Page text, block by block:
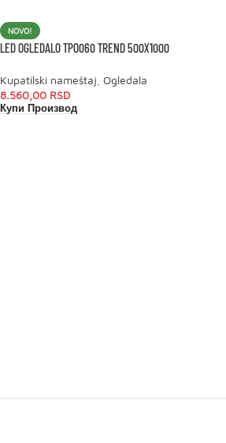
NOVO!
LED OGLEDALO TPO060 TREND 500X1000
Kupatilski nameštaj Ogledala
8.560,00 RSD
Купи Производ